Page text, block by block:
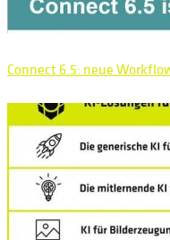
Connect 6.5: neue